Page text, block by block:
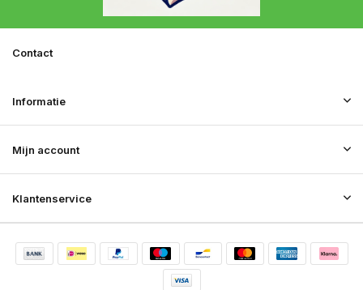
Klantenservice
Mijn account
Informatie
Contact